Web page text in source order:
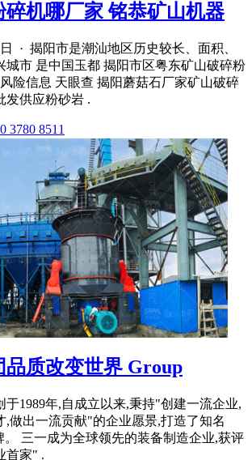
碎机哪厂家 铭恭矿山机器
· 揭阳市是潮汕地区历史较长、面积、
城市 是中国玉都 揭阳市区粤东矿山破碎粉
险信息 天眼查 揭阳蘑菇石厂家矿山破碎
发供应粉砂岩 .
3780 8511
品质改变世界 Group
于1989年,自成立以来,秉持"创建一流企业,
,做出一流贡献"的企业愿景,打造了知名
三一成为全球领先的装备制造企业,获评
首家" .